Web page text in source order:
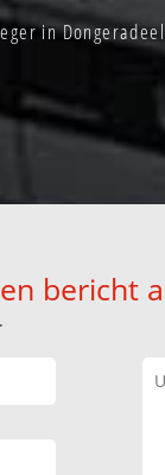
in
bericht